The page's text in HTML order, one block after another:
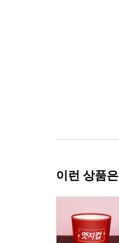
이런 상품